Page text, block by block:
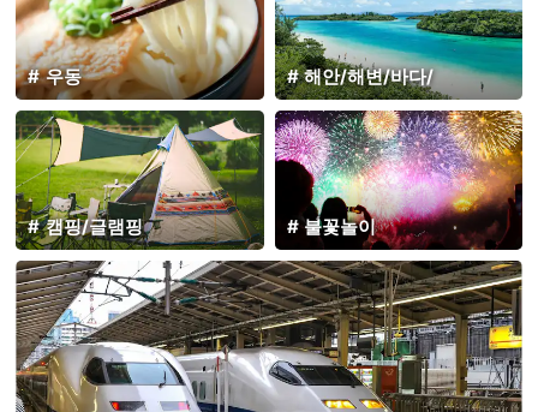
우동 해안/해변/바다/
캠핑/글램핑 불꽃놀이